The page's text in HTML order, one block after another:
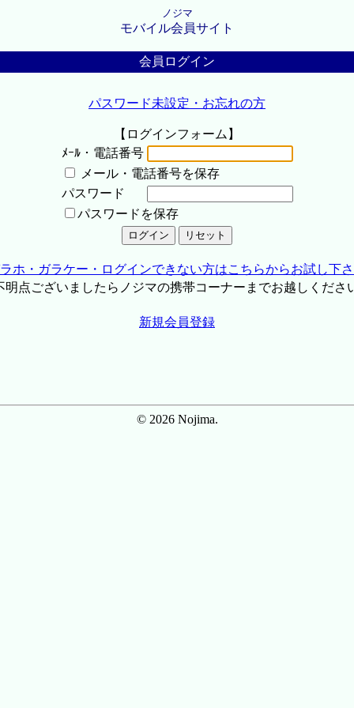
ノジマ
モバイル会員サイト
会員ログイン
パスワード未設定・お忘れの方
【ログインフォーム】
ﾒｰﾙ・電話番号
メール・電話番号を保存
パスワード
パスワードを保存
ホ・ガラケー・ログインできない方はこちらからお試し下
点ございましたらノジマの携帯コーナーまでお越しくださ
新規会員登録
© 2026 Nojima.